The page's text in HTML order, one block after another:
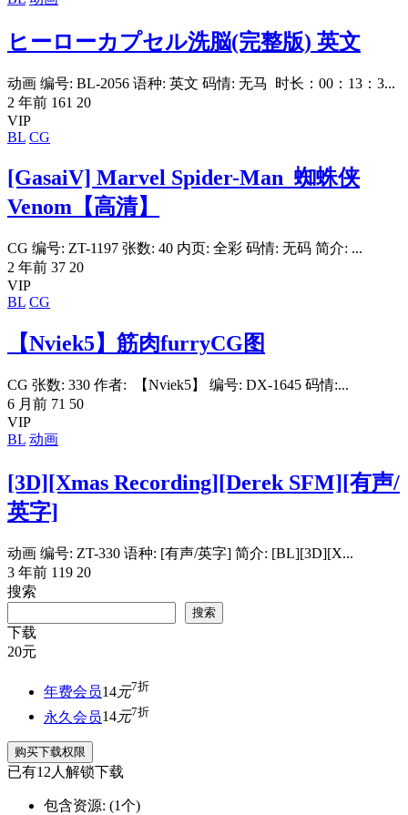
ヒーローカプセル洗脳(完整版) 英文
动画 编号: BL-2056 语种: 英文 码情: 无马 时长：00：13：3...
2 年前 161 20
VIP
BL CG
[GasaiV] Marvel Spider-Man_蜘蛛侠
Venom【高清】
CG 编号: ZT-1197 张数: 40 内页: 全彩 码情: 无码 简介: ...
2 年前 37 20
VIP
BL CG
【Nviek5】筋肉furryCG图
CG 张数: 330 作者: 【Nviek5】 编号: DX-1645 码情:...
6 月前 71 50
VIP
BL 动画
[3D][Xmas Recording][Derek SFM][有声/
英字]
动画 编号: ZT-330 语种: [有声/英字] 简介: [BL][3D][X...
3 年前 119 20
搜索
搜索
下载
20元
年费会员14元7折
永久会员14元7折
购买下载权限
已有12人解锁下载
包含资源: (1个)